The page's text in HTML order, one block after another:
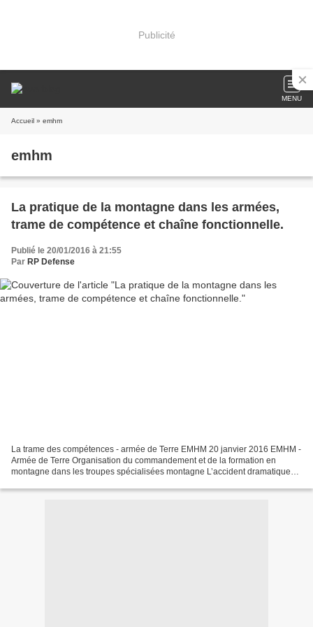
Publicité
MENU
Accueil » emhm
emhm
La pratique de la montagne dans les armées,
trame de compétence et chaîne fonctionnelle.
Publié le 20/01/2016 à 21:55
Par RP Defense
La trame des compétences - armée de Terre EMHM 20 janvier 2016 EMHM -
Armée de Terre Organisation du commandement et de la formation en
montagne dans les troupes spécialisées montagne L’accident dramatique